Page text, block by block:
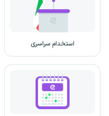
استخدام سراسری